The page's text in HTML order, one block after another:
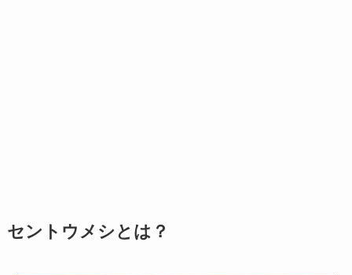
セントウメシとは？